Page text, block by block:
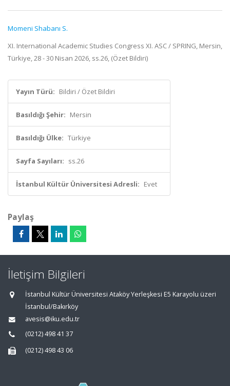
Momeni Shabanı S.
XI. International Academic Studies Congress XI. ASC / SPRING, Mersin,
Türkiye, 28 - 30 Nisan 2026, ss.26, (Özet Bildiri)
Yayın Türü: Bildiri / Özet Bildiri
Basıldığı Şehir: Mersin
Basıldığı Ülke: Türkiye
Sayfa Sayıları: ss.26
İstanbul Kültür Üniversitesi Adresli: Evet
Paylaş
İletişim Bilgileri
İstanbul Kültür Üniversitesi Ataköy Yerleşkesi E5 Karayolu üzeri
İstanbul/Bakırköy
avesis@iku.edu.tr
(0212) 498 41 37
(0212) 498 43 06